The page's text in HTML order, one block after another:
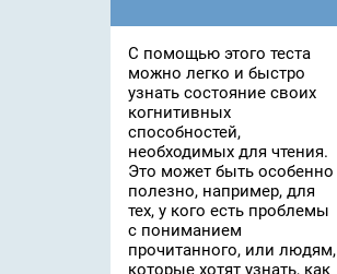
С помощью этого теста
можно легко и быстро
узнать состояние своих
когнитивных
способностей,
необходимых для чтения.
Это может быть особенно
полезно, например, для
тех, у кого есть проблемы
с пониманием
прочитанного, или людям,
которые хотят узнать, как